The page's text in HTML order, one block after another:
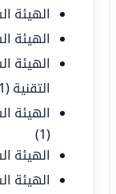
الهيئة
الهيئة
الهيئة
التقنية (1)
الهيئة
(1)
الهيئة
الهيئة